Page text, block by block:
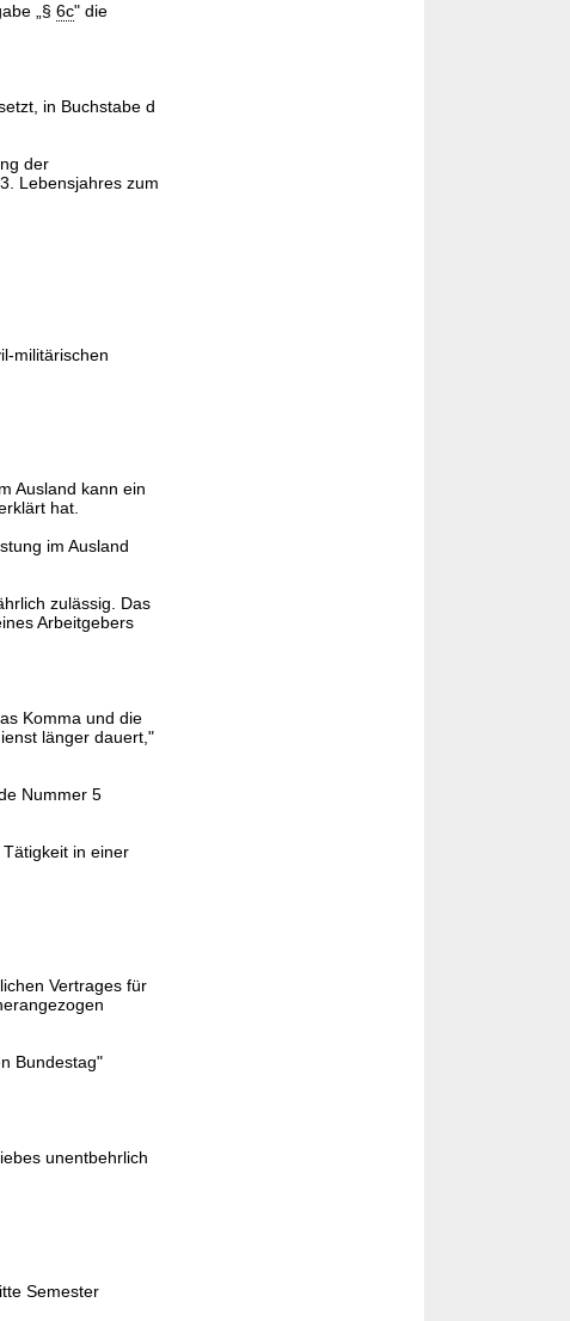
„§6c" die
in Buchstabe d
der
Lebensjahres zum
militärischen
Ausland kann ein
hat.
im Ausland
zulässig. Das
Arbeitgebers
Komma und die
länger dauert,"
Nummer 5
in einer
Vertrages für
Bundestag"
unentbehrlich
Semester